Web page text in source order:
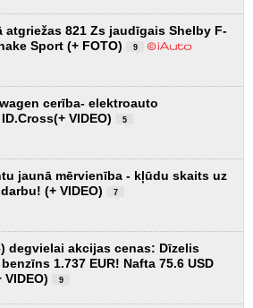
atgriežas 821 Zs jaudīgais Shelby F-
Sport (+ FOTO)
9
cerība- elektroauto
VIDEO)
5
jaunā mērvienība - kļūdu skaits uz
(+ VIDEO)
7
degvielai akcijas cenas: Dīzelis
1.737 EUR! Nafta 75.6 USD
9